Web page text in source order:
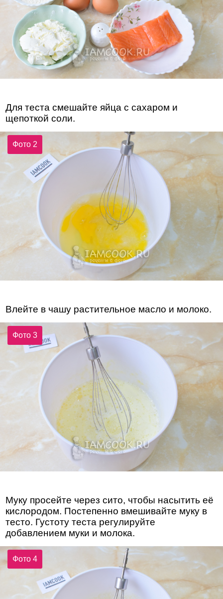
Для теста смешайте яйца с сахаром и
щепоткой соли.
Фото 2
Влейте в чашу растительное масло и молоко.
Фото 3
Муку просейте через сито, чтобы насытить её
кислородом. Постепенно вмешивайте муку в
тесто. Густоту теста регулируйте
добавлением муки и молока.
Фото 4